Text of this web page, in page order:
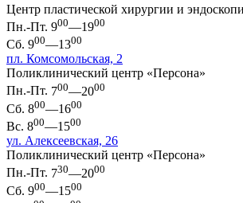
Центр пластической хирургии и
Пн.-Пт. 900—1900
Сб. 900—1300
пл. Комсомольская, 2
Поликлинический центр «Персона»
Пн.-Пт. 700—2000
Сб. 800—1600
Вс. 800—1500
ул. Алексеевская, 26
Поликлинический центр «Персона»
Пн.-Пт. 730—2000
Сб. 900—1500